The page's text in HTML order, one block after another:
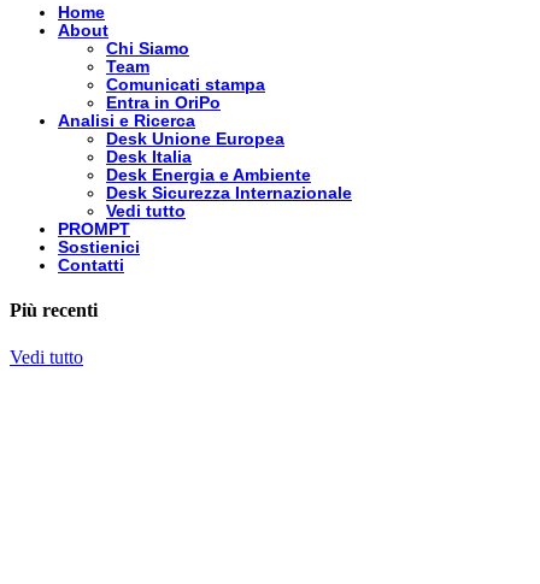
Home
About
Chi Siamo
Team
Comunicati stampa
Entra in OriPo
Analisi e Ricerca
Desk Unione Europea
Desk Italia
Desk Energia e Ambiente
Desk Sicurezza Internazionale
Vedi tutto
PROMPT
Sostienici
Contatti
Più recenti
Vedi tutto